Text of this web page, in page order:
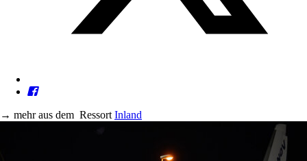
→ mehr aus dem Ressort Inland